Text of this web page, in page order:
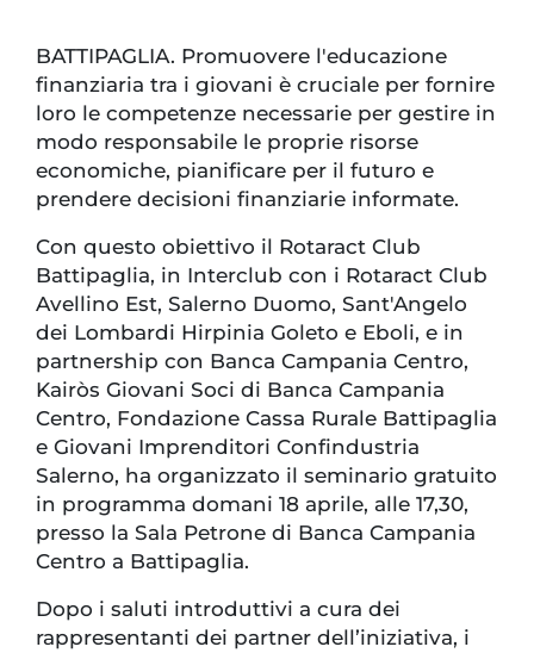
BATTIPAGLIA. Promuovere l'educazione
finanziaria tra i giovani è cruciale per fornire
loro le competenze necessarie per gestire in
modo responsabile le proprie risorse
economiche, pianificare per il futuro e
prendere decisioni finanziarie informate.
Con questo obiettivo il Rotaract Club
Battipaglia, in Interclub con i Rotaract Club
Avellino Est, Salerno Duomo, Sant'Angelo
dei Lombardi Hirpinia Goleto e Eboli, e in
partnership con Banca Campania Centro,
Kairòs Giovani Soci di Banca Campania
Centro, Fondazione Cassa Rurale Battipaglia
e Giovani Imprenditori Confindustria
Salerno, ha organizzato il seminario gratuito
in programma domani 18 aprile, alle 17,30,
presso la Sala Petrone di Banca Campania
Centro a Battipaglia.
Dopo i saluti introduttivi a cura dei
rappresentanti dei partner dell’iniziativa, i